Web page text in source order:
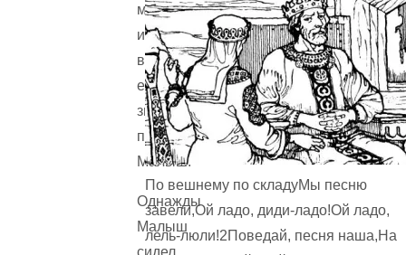
младшим,
и
все
его
звали
просто
Малыш.
Однажды
Малыш
сидел
По вешнему по складуМы песню
завели,Ой ладо, диди-ладо!Ой ладо,
лель-люли!2Поведай, песня наша,На